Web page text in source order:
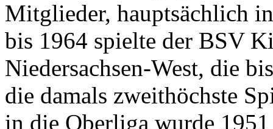
Mitglieder, hauptsächlich
bis 1964 spielte der BSV
Niedersachsen-West, die
die damals zweithöchste
in die Oberliga wurde